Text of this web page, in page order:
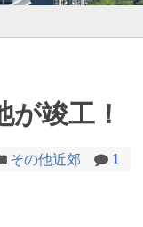
竣工！
その他近郊 1